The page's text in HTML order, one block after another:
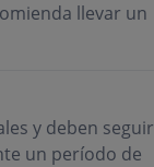
llevar un
y deben seguir
un período de